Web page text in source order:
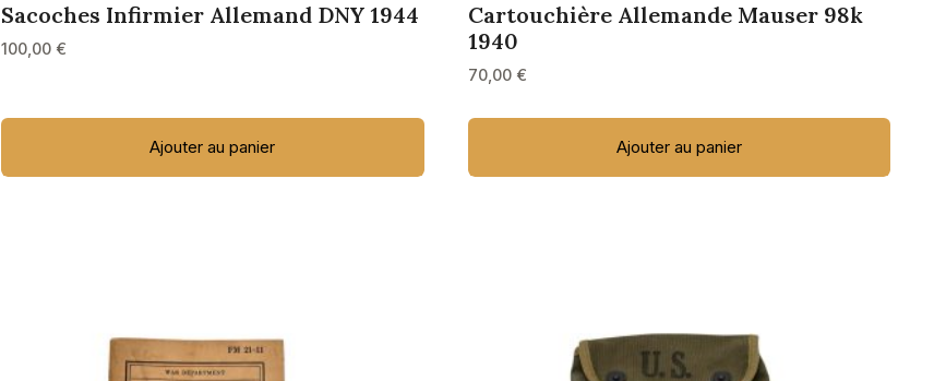
Sacoches Infirmier Allemand DNY 1944
100,00 €
Ajouter au panier
Cartouchière Allemande Mauser 98k
1940
70,00 €
Ajouter au panier